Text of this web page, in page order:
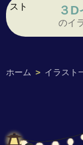
ホーム > イラスト
３D
のイ